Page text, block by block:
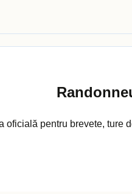
oficială pentru brevete, ture